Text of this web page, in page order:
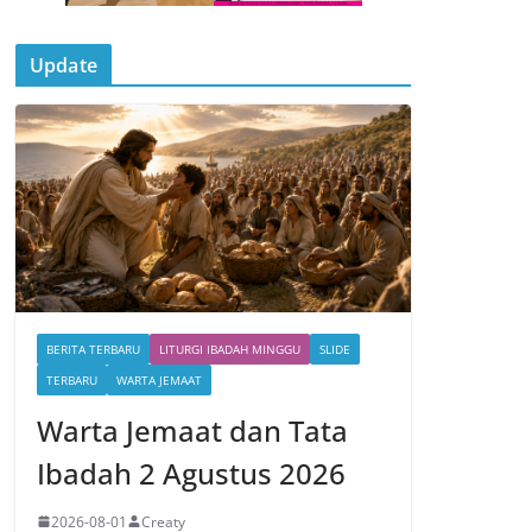
Update
BERITA TERBARU LITURGI IBADAH MINGGU
SLIDE
TERBARU
WARTA JEMAAT
Warta Jemaat dan Tata
Ibadah 2 Agustus 2026
2026-08-01 Creaty